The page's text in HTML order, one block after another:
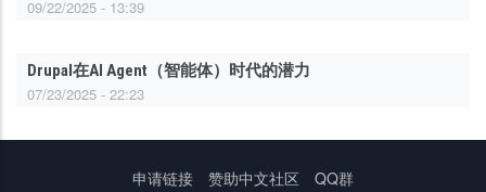
09/22/2025 - 13:39
Drupal在AI Agent（智能体）时代的潜力
07/23/2025 - 22:23
申请链接 赞助中文社区 QQ群